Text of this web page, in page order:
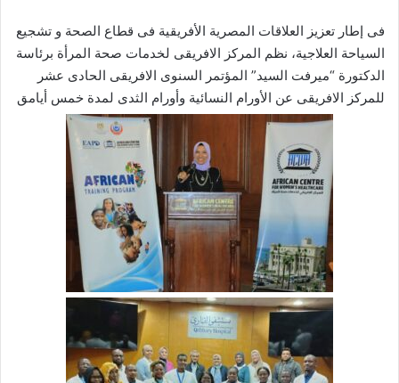
فى إطار تعزيز العلاقات المصرية الأفريقية فى قطاع الصحة و تشجيع
السياحة العلاجية، نظم المركز الافريقى لخدمات صحة المرأة برئاسة
الدكتورة “ميرفت السيد” المؤتمر السنوى الافريقى الحادى عشر
للمركز الافريقى عن الأورام النسائية وأورام الثدى لمدة خمس أيامق